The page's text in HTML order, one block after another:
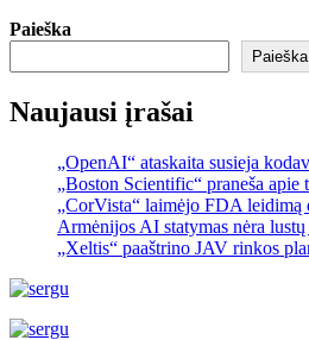
Paieška
Paieška
Naujausi įrašai
„OpenAI“ ataskaita susieja
„Boston Scientific“ praneša
„CorVista“ laimėjo FDA
Armėnijos AI statymas nėra
„Xeltis“ paaštrino JAV rinkos